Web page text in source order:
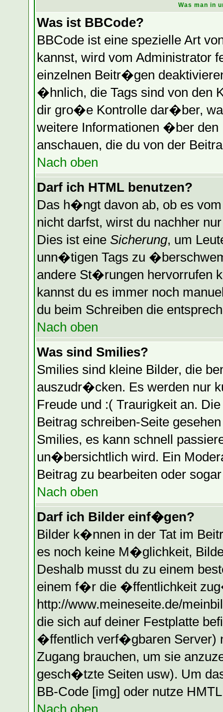
Was man in
Was ist BBCode?
BBCode ist eine spezielle Art
kannst, wird vom Administrator
einzelnen Beitr�gen
�hnlich, die Tags sind von den
dir gro�e Kontrolle dar�ber,
weitere Informationen �ber den
anschauen, die du von der
Nach oben
Darf ich HTML benutzen?
Das h�ngt davon ab, ob es
nicht darfst, wirst du nachher
Dies ist eine Sicherung, um
unn�tigen Tags zu
andere St�rungen hervorrufen
kannst du es immer noch
du beim Schreiben die
Nach oben
Was sind Smilies?
Smilies sind kleine Bilder, die
auszudr�cken. Es werden nur
Freude und :( Traurigkeit an.
Beitrag schreiben-Seite
Smilies, es kann schnell
un�bersichtlich wird. Ein
Beitrag zu bearbeiten oder
Nach oben
Darf ich Bilder einf�gen?
Bilder k�nnen in der Tat im
es noch keine M�glichkeit,
Deshalb musst du zu einem
einem f�r die �ffentlichkeit
http://www.meineseite.de/
die sich auf deiner Festplatte
�ffentlich verf�gbaren Server)
Zugang brauchen, um sie
gesch�tzte Seiten usw). Um
BB-Code [img] oder nutze
Nach oben